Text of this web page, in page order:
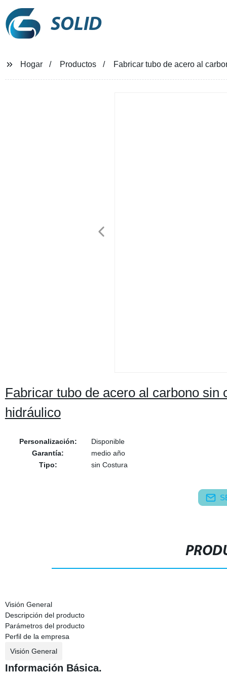
SOLID
Hogar Productos Fabricar tubo de acero al
Fabricar tubo de acero al carbono
hidráulico
Personalización:
Disponible
Garantía:
medio año
Tipo:
sin Costura
Visión General
Descripción del producto
Parámetros del producto
Perfil de la empresa
Visión General
Información Básica.